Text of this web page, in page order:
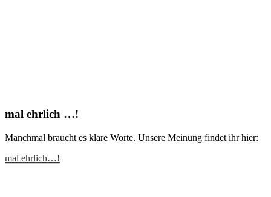
mal ehrlich …!
Manchmal braucht es klare Worte. Unsere Meinung findet ihr hier:
mal ehrlich…!